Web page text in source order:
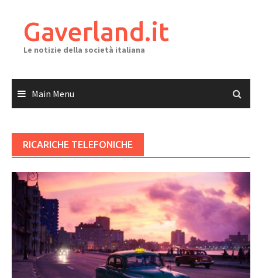
contentGaverland.it
Le notizie della società italiana
Main Menu
RICARICHE TELEFONICHE